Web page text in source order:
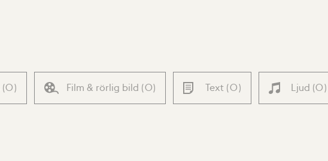
(0) Film & rörlig bild (0) Text (0) Ljud (0)